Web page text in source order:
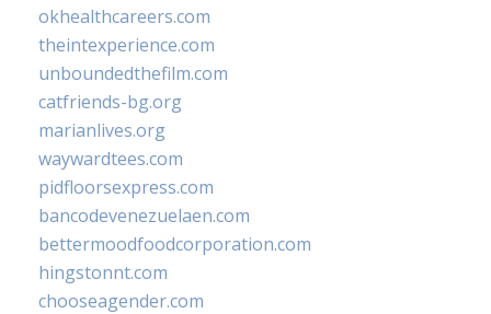
okhealthcareers.com
theintexperience.com
unboundedthefilm.com
catfriends-bg.org
marianlives.org
waywardtees.com
pidfloorsexpress.com
bancodevenezuelaen.com
bettermoodfoodcorporation.com
hingstonnt.com
chooseagender.com